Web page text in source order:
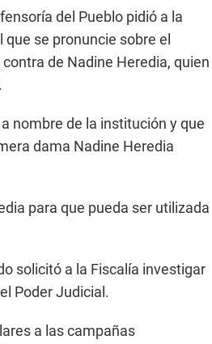
del Pueblo pidió a la
se pronuncie sobre el
de Nadine Heredia, quien
nombre de la institución y que
dama Nadine Heredia
para que pueda ser utilizada
solicitó a la Fiscalía investigar
Poder Judicial.
a las campañas